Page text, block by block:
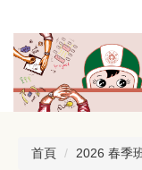
到
主
內
首頁
2026 春季